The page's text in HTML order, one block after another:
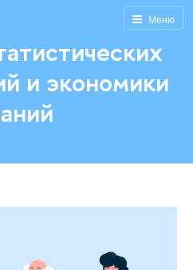
Меню
и экономики